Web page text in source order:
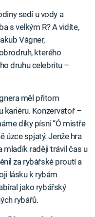
sedí u vody a
s velkým R? A vidíte,
Vágner,
kterého
druhu celebritu –
měl přitom
kariéru. Konzervatoř –
díky písni “Ó mistře
úzce spjatý. Jenže hra
mladík raději trávil čas u
za rybářské proutí a
lásku k rybám
jako rybářský
rybářů.